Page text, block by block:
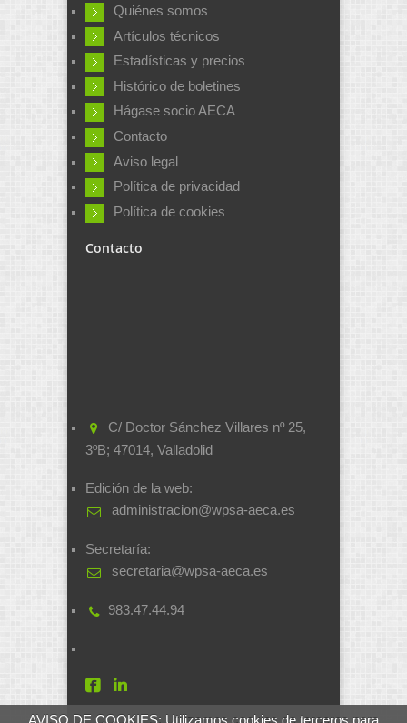
Quiénes somos
Artículos técnicos
Estadísticas y precios
Histórico de boletines
Hágase socio AECA
Contacto
Aviso legal
Política de privacidad
Política de cookies
Contacto
C/ Doctor Sánchez Villares nº 25,
3ºB; 47014, Valladolid
Edición de la web:
administracion@wpsa-aeca.es
Secretaría:
secretaria@wpsa-aeca.es
983.47.44.94